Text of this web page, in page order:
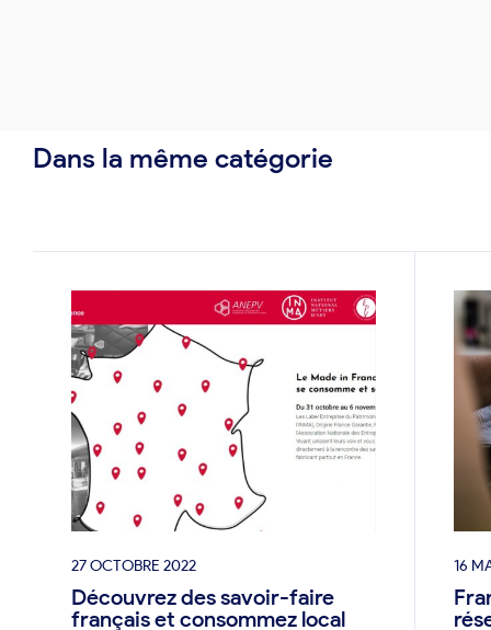
Dans la même catégorie
27 OCTOBRE 2022
Découvrez des savoir-faire
français et consommez local
16